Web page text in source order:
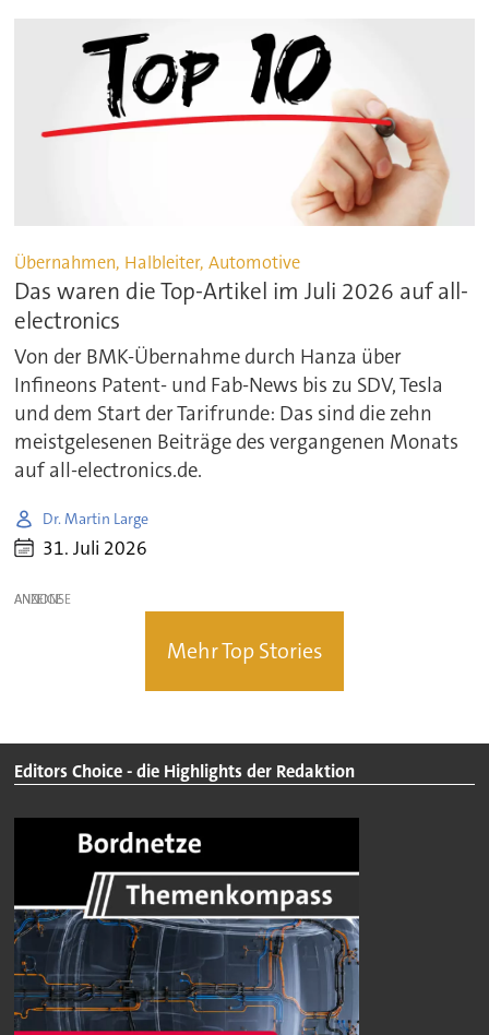
Übernahmen, Halbleiter, Automotive
Das waren die Top-Artikel im Juli 2026 auf all-
electronics
Von der BMK-Übernahme durch Hanza über
Infineons Patent- und Fab-News bis zu SDV, Tesla
und dem Start der Tarifrunde: Das sind die zehn
meistgelesenen Beiträge des vergangenen Monats
auf all-electronics.de.
Dr. Martin Large
31. Juli 2026
ANZEIGE
Mehr Top Stories
Editors Choice - die Highlights der Redaktion